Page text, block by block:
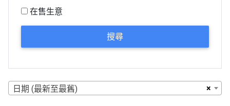
在售生意
搜尋
×
日期 (最新至最舊)